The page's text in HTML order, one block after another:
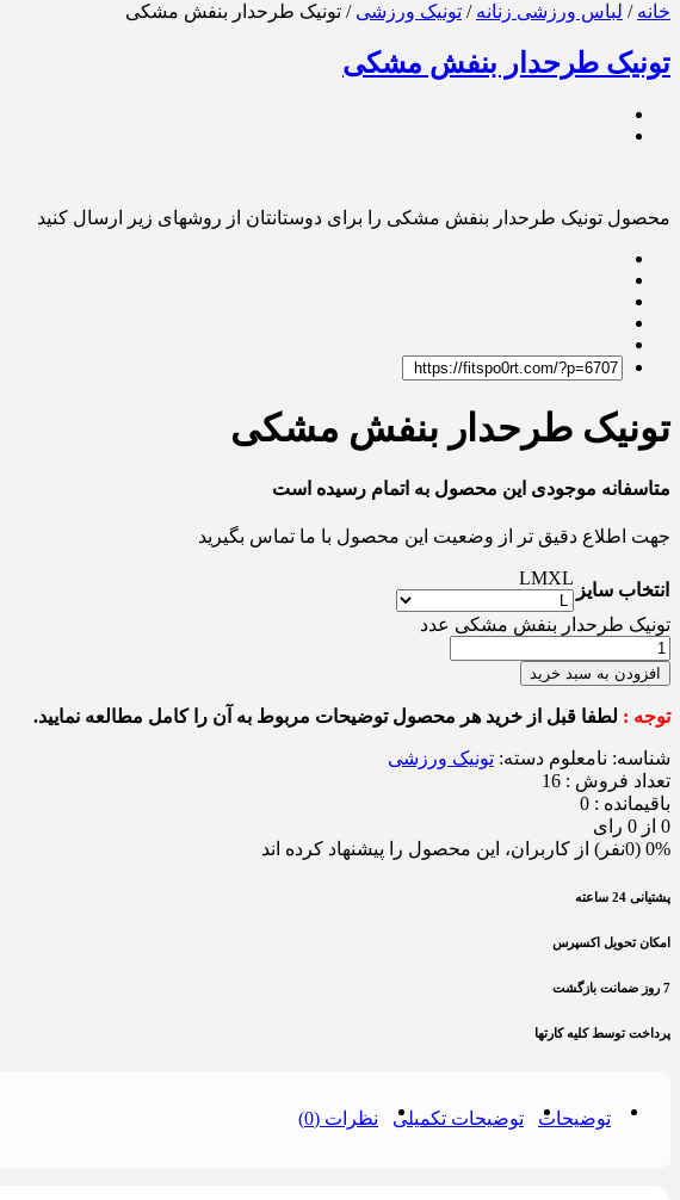
خانه / لباس ورزشی زنانه / تونیک ورزشی / تونیک طرحدار بنفش مشکی
تونیک طرحدار بنفش مشکی
محصول تونیک طرحدار بنفش مشکی را برای دوستانتان از روشهای زیر ارسال کنید
تونیک طرحدار بنفش مشکی
متاسفانه موجودی این محصول به اتمام رسیده است
جهت اطلاع دقیق تر از وضعیت این محصول با ما تماس بگیرید
انتخاب سایز
LMXL
تونیک طرحدار بنفش مشکی عدد
افزودن به سبد خرید
توجه : لطفا قبل از خرید هر محصول توضیحات مربوط به آن را کامل مطالعه نمایید.
شناسه: نامعلوم دسته: تونیک ورزشی
تعداد فروش : 16
باقیمانده : 0
0 از 0 رای
0% (0نفر) از کاربران، این محصول را پیشنهاد کرده اند
پشتیانی 24 ساعته
امکان تحویل اکسپرس
7 روز ضمانت بازگشت
پرداخت توسط کلیه کارتها
توضیحات توضیحات تکمیلی نظرات (0)